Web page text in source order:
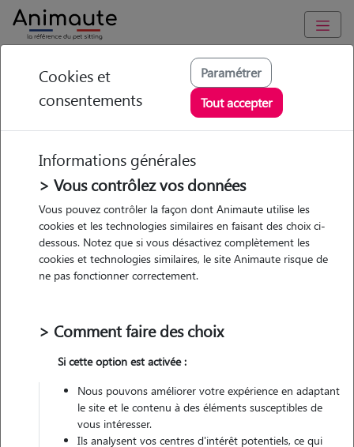
Animaute Auvergne-Rhône-Alpes Haute-Savoie/ Cluses
Chloé - Petsitter à
MAGLAND
• 25 ans
Non véhiculé
Contacter
Cookies et
consentements
Paramétrer
Tout accepter
Informations générales
> Vous contrôlez vos données
Vous pouvez contrôler la façon dont Animaute utilise les
cookies et les technologies similaires en faisant des choix ci-
dessous. Notez que si vous désactivez complètement les
cookies et technologies similaires, le site Animaute risque de
ne pas fonctionner correctement.
> Comment faire des choix
Si cette option est activée :
Nous pouvons améliorer votre expérience en adaptant
le site et le contenu à des éléments susceptibles de
vous intéresser.
Ils analysent vos centres d'intérêt potentiels, ce qui